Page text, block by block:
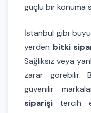
güçlü bir konuma
İstanbul gibi
yerden bitki
Sağlıksız veya
zarar görebilir.
güvenilir
siparişi tercih